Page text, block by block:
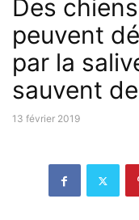
Des
peuvent
par la
sauvent
13 février 2019